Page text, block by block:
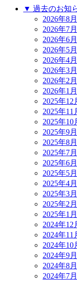
▼ 過去のお知
2026年8月
2026年7月
2026年6月
2026年5月
2026年4月
2026年3月
2026年2月
2026年1月
2025年12
2025年11
2025年10
2025年9月
2025年8月
2025年7月
2025年6月
2025年5月
2025年4月
2025年3月
2025年2月
2025年1月
2024年12
2024年11
2024年10
2024年9月
2024年8月
2024年7月